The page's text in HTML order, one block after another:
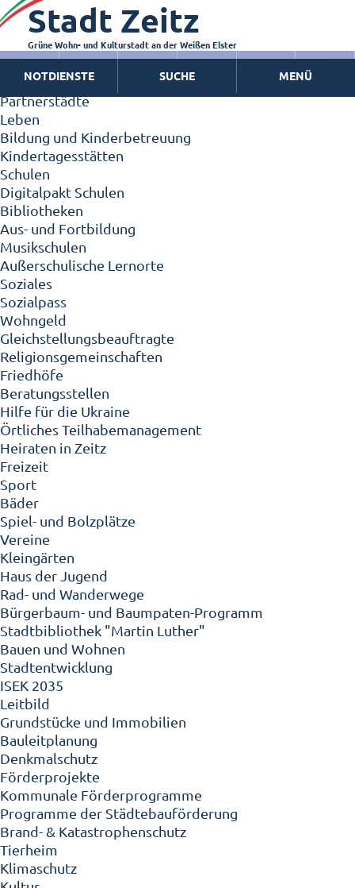
Zeitz - Die Kleinstadt
Willkommen in Zeitz!
Interview mit Oberbürgermeister Christian Thieme
Zeitz - Stadt der Zukunft
Ortschaften
Partnerstädte
Leben
Bildung und Kinderbetreuung
Kindertagesstätten
Schulen
Digitalpakt Schulen
Bibliotheken
Aus- und Fortbildung
Musikschulen
Außerschulische Lernorte
Soziales
Sozialpass
Wohngeld
Gleichstellungsbeauftragte
Religionsgemeinschaften
Friedhöfe
Beratungsstellen
Hilfe für die Ukraine
Örtliches Teilhabemanagement
Heiraten in Zeitz
Freizeit
Sport
Bäder
Spiel- und Bolzplätze
Vereine
Kleingärten
Haus der Jugend
Rad- und Wanderwege
Bürgerbaum- und Baumpaten-Programm
Stadtbibliothek "Martin Luther"
Bauen und Wohnen
Stadtentwicklung
ISEK 2035
Leitbild
Grundstücke und Immobilien
Bauleitplanung
Denkmalschutz
Förderprojekte
Kommunale Förderprogramme
Programme der Städtebauförderung
Brand- & Katastrophenschutz
Tierheim
Klimaschutz
Stadt Zeitz
Grüne Wohn- und Kulturstadt an der Weißen Elster
NOTDIENSTE SUCHE MENÜ